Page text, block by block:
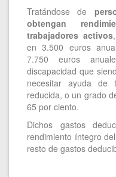
Tratándose de
obtengan
trabajadores activos
en 3.500 euros
7.750 euros
discapacidad que
necesitar ayuda de
reducida, o un grado
65 por ciento.
Dichos gastos
rendimiento íntegro
resto de gastos